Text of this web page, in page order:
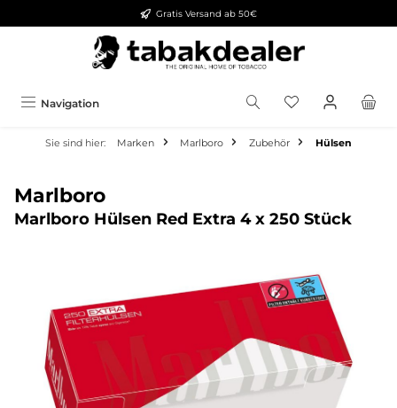
Gratis Versand ab 50€
Navigation
Sie sind hier: Marken Marlboro Zubehör Hülsen
Marlboro
Marlboro Hülsen Red Extra 4 x 250 Stück